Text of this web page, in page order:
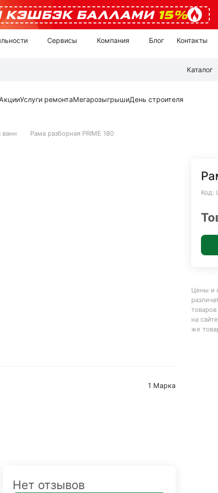
БАЛЛАМИ 15%
Сервисы Компания Блог Контакты
Каталог
АкцииУслуги ремонтаМегарозыгрышиДень строителя
Рама разборная PRIME 180
1 Марка
Нет отзывов
Код:
Цены и
на
же